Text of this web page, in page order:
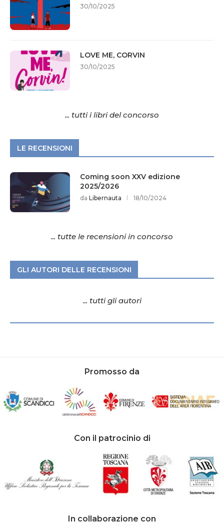
30/10/2025
LOVE ME, CORVIN
30/10/2025
... tutti i libri del concorso
LE RECENSIONI
Coming soon XXV edizione
2025/2026
da Libernauta 18/10/2024
... tutte le recensioni in concorso
GLI AUTORI DELLE RECENSIONI
... tutti gli autori
Promosso da
Con il patrocinio di
In collaborazione con